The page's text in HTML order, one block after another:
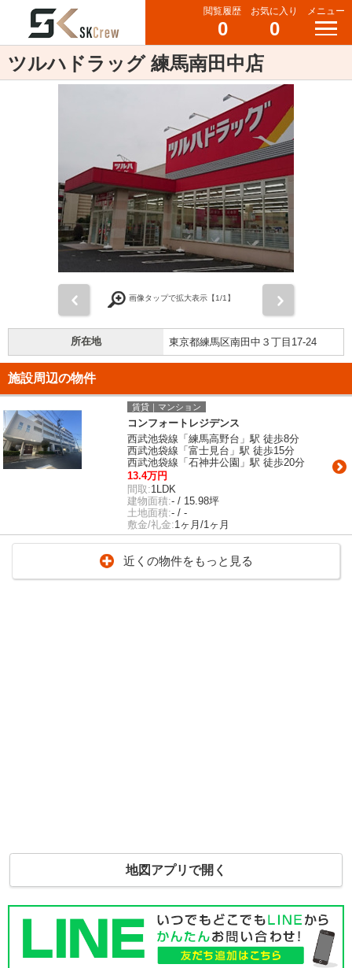
閲覧履歴
0
お気に入り
0
メニュー
ツルハドラッグ 練馬南田中店
画像タップで拡大表示【1/1】
所在地 東京都練馬区南田中３丁目17-24
施設周辺の物件
賃貸｜マンション
コンフォートレジデンス
西武池袋線「練馬高野台」駅 徒歩8分
西武池袋線「富士見台」駅 徒歩15分
西武池袋線「石神井公園」駅 徒歩20分
13.4万円
間取:1LDK
建物面積:- / 15.98坪
土地面積:- / -
敷金/礼金:1ヶ月/1ヶ月
近くの物件をもっと見る
地図アプリで開く